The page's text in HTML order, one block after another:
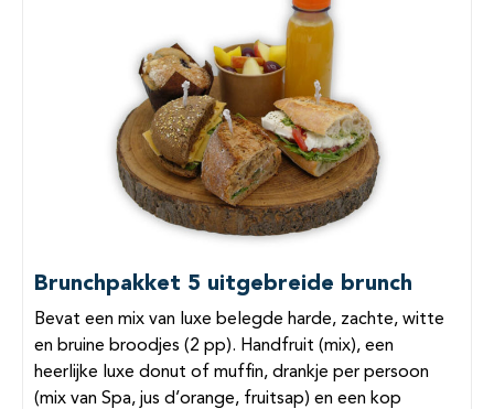
Brunchpakket 5 uitgebreide brunch
Bevat een mix van luxe belegde harde, zachte, witte
en bruine broodjes (2 pp). Handfruit (mix), een
heerlijke luxe donut of muffin, drankje per persoon
(mix van Spa, jus d’orange, fruitsap) en een kop